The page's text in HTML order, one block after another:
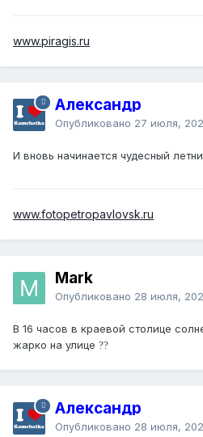
www.piragis.ru
Александр
Опубликовано 27 июля,
И вновь начинается чудесный
www.fotopetropavlovsk.ru
Mark
Опубликовано 28 июля,
В 16 часов в краевой столице
жарко на улице ??️
Александр
Опубликовано 28 июля,